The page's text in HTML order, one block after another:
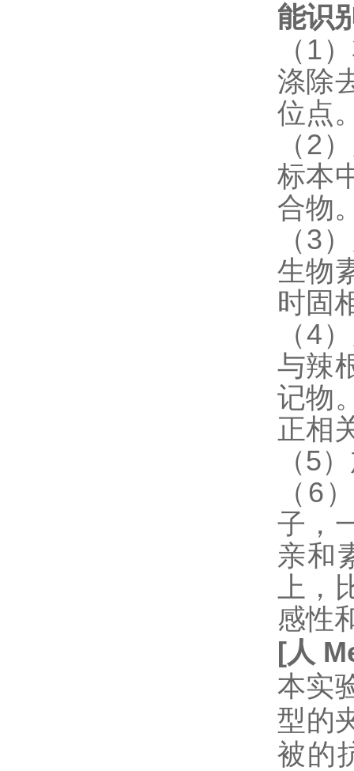
能识
（1
涤除
位点
（2
标本
合物
（3
生物
时固
（4
与辣
记物
正相
（5
（6
子，
亲和
上
感性
[人
本实
型的
被的